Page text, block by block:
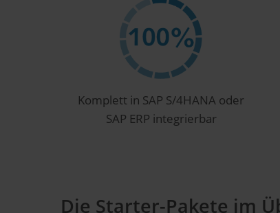
Komplett in SAP S/4HANA oder
SAP ERP integrierbar
Die Starter-Pakete im